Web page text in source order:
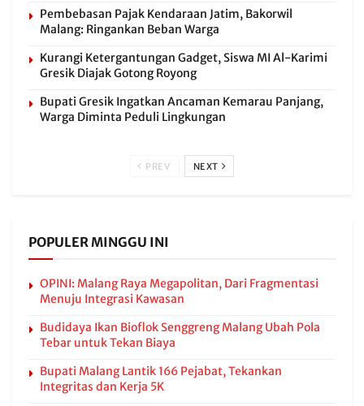
Pembebasan Pajak Kendaraan Jatim, Bakorwil
Malang: Ringankan Beban Warga
Kurangi Ketergantungan Gadget, Siswa MI Al-Karimi
Gresik Diajak Gotong Royong
Bupati Gresik Ingatkan Ancaman Kemarau Panjang,
Warga Diminta Peduli Lingkungan
PREV NEXT
POPULER MINGGU INI
OPINI: Malang Raya Megapolitan, Dari Fragmentasi
Menuju Integrasi Kawasan
Budidaya Ikan Bioflok Senggreng Malang Ubah Pola
Tebar untuk Tekan Biaya
Bupati Malang Lantik 166 Pejabat, Tekankan
Integritas dan Kerja 5K